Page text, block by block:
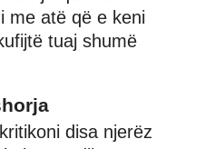
me atë që e keni
tuaj shumë
disa njerëz